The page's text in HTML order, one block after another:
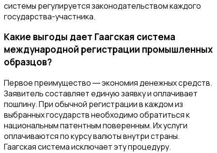
системы регулируется законодательством каждого
государства-участника.
Какие выгоды дает Гаагская система
международной регистрации промышленных
образцов?
Первое преимущество ― экономия денежных средств.
Заявитель составляет единую заявку и оплачивает
пошлину. При обычной регистрации в каждом из
выбранных государств необходимо обратиться к
национальным патентным поверенным. Их услуги
оплачиваются по курсу валюты внутри страны.
Гаагская система исключает эту процедуру.